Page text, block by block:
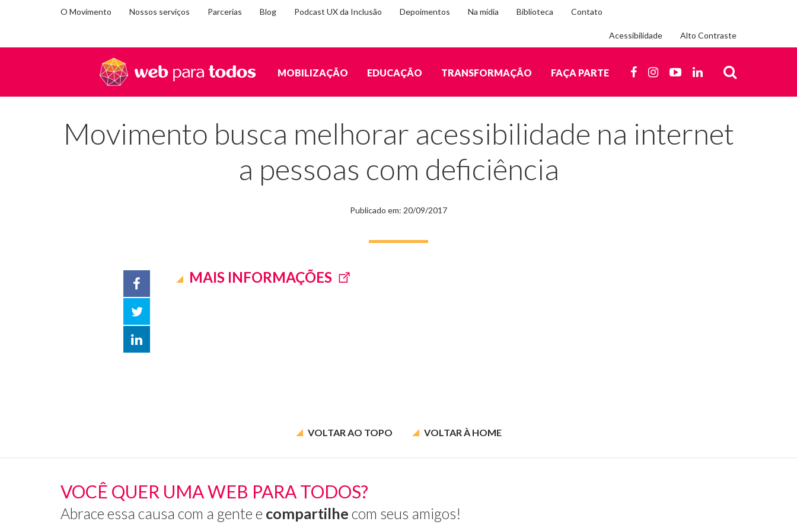
O Movimento Nossos serviços Parcerias Blog Podcast UX da Inclusão Depoimentos Na mídia Biblioteca Contato
Acessibilidade Alto Contraste
MOBILIZAÇÃO EDUCAÇÃO TRANSFORMAÇÃO FAÇA PARTE FACEBOOK
INSTAGRAM
YOUTUBE
LINKEDIN
BUSCA
Na mídia
Movimento busca melhorar acessibilidade na internet
a pessoas com deficiência
Publicado em: 20/09/2017
Facebook
Twitter
LinkedIn
MAIS INFORMAÇÕES
VOLTAR AO TOPO VOLTAR À HOME
VOCÊ QUER UMA WEB PARA TODOS?
Abrace essa causa com a gente e compartilhe com seus amigos!